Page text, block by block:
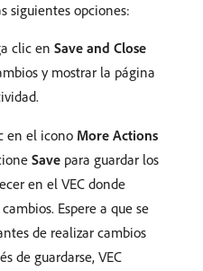
siguientes opciones:
clic en Save and Close
y mostrar la página
en el icono More Actions
Save para guardar los
en el VEC donde
Espere a que se
de realizar cambios
de guardarse, VEC